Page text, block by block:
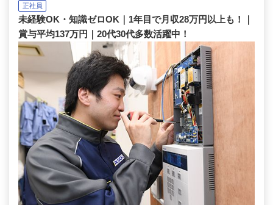
正社員
未経験OK・知識ゼロOK｜1年目で月収28万円以上も！｜
賞与平均137万円｜20代30代多数活躍中！